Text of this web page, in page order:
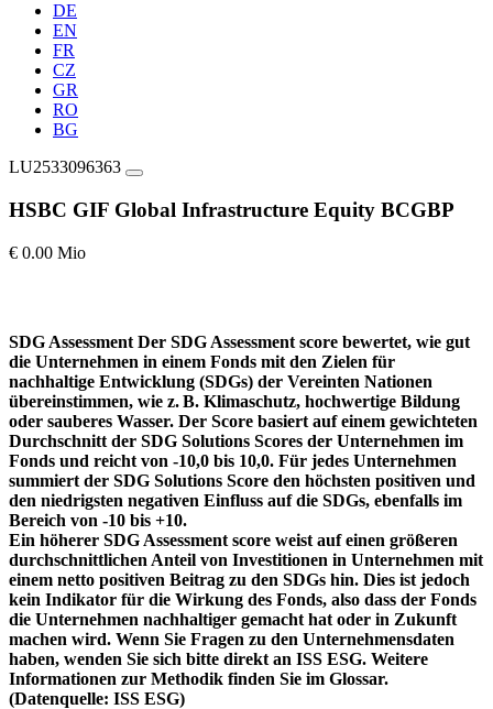
DE
EN
FR
CZ
GR
RO
BG
LU2533096363
HSBC GIF Global Infrastructure Equity BCGBP
€ 0.00 Mio
SDG Assessment Der SDG Assessment score bewertet, wie gut
die Unternehmen in einem Fonds mit den Zielen für
nachhaltige Entwicklung (SDGs) der Vereinten Nationen
übereinstimmen, wie z. B. Klimaschutz, hochwertige Bildung
oder sauberes Wasser. Der Score basiert auf einem gewichteten
Durchschnitt der SDG Solutions Scores der Unternehmen im
Fonds und reicht von -10,0 bis 10,0. Für jedes Unternehmen
summiert der SDG Solutions Score den höchsten positiven und
den niedrigsten negativen Einfluss auf die SDGs, ebenfalls im
Bereich von -10 bis +10.
Ein höherer SDG Assessment score weist auf einen größeren
durchschnittlichen Anteil von Investitionen in Unternehmen mit
einem netto positiven Beitrag zu den SDGs hin. Dies ist jedoch
kein Indikator für die Wirkung des Fonds, also dass der Fonds
die Unternehmen nachhaltiger gemacht hat oder in Zukunft
machen wird. Wenn Sie Fragen zu den Unternehmensdaten
haben, wenden Sie sich bitte direkt an ISS ESG. Weitere
Informationen zur Methodik finden Sie im Glossar.
(Datenquelle: ISS ESG)